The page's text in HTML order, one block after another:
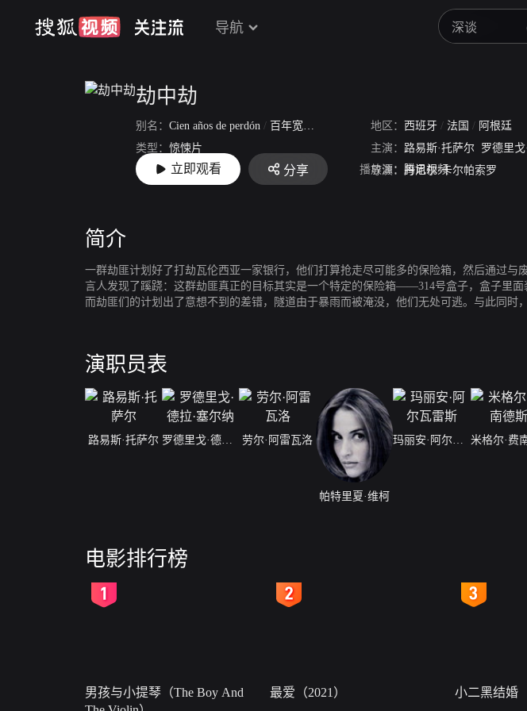
导航
劫中劫
别名： Cien años de perdón / 百年宽恕 To Steal From A Thief
地区： 西班牙 / 法国 / 阿根廷
类型： 惊悚片 主演： 路易斯·托萨尔 罗德里戈·德拉·
上映： 2016-03-03 导演： 丹尼尔·卡尔帕索罗
立即观看 分享 播放源： 腾讯视频
简介
一群劫匪计划好了打劫瓦伦西亚一家银行，他们打算抢走尽可能多的保险箱，然后通过
言人发现了蹊跷：这群劫匪真正的目标其实是一个特定的保险箱——314号盒子，盒子里
而劫匪们的计划出了意想不到的差错，隧道由于暴雨而被淹没，他们无处可逃。与此同
演职员表
路易斯·托萨尔 罗德里戈·德拉·塞尔纳 劳尔·阿雷瓦洛
帕特里夏·维柯
玛丽安·阿尔瓦雷斯
电影排行榜
男孩与小提琴（The Boy And
最爱（2021） 小二黑结婚